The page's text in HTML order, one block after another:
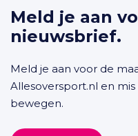
Meld je aan
nieuwsbrief.
Meld je aan voor de
Allesoversport.nl en
bewegen.